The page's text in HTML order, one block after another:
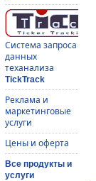
Система запроса
данных
теханализа
TickTrack
Реклама и
маркетинговые
услуги
Цены и оферта
Все продукты и
услуги